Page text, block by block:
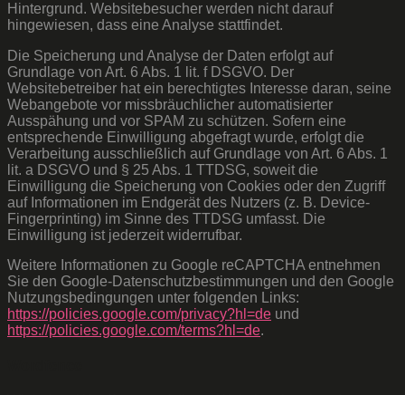
Hintergrund. Websitebesucher werden nicht darauf
hingewiesen, dass eine Analyse stattfindet.
Die Speicherung und Analyse der Daten erfolgt auf
Grundlage von Art. 6 Abs. 1 lit. f DSGVO. Der
Websitebetreiber hat ein berechtigtes Interesse daran, seine
Webangebote vor missbräuchlicher automatisierter
Ausspähung und vor SPAM zu schützen. Sofern eine
entsprechende Einwilligung abgefragt wurde, erfolgt die
Verarbeitung ausschließlich auf Grundlage von Art. 6 Abs. 1
lit. a DSGVO und § 25 Abs. 1 TTDSG, soweit die
Einwilligung die Speicherung von Cookies oder den Zugriff
auf Informationen im Endgerät des Nutzers (z. B. Device-
Fingerprinting) im Sinne des TTDSG umfasst. Die
Einwilligung ist jederzeit widerrufbar.
Weitere Informationen zu Google reCAPTCHA entnehmen
Sie den Google-Datenschutzbestimmungen und den Google
Nutzungsbedingungen unter folgenden Links:
https://policies.google.com/privacy?hl=de und
https://policies.google.com/terms?hl=de.